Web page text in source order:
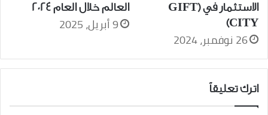
الاستثمار في (GIFT
CITY)
26 نوفمبر، 2024
العالم خلال العام 2024
9 أبريل، 2025
اترك تعليقاً